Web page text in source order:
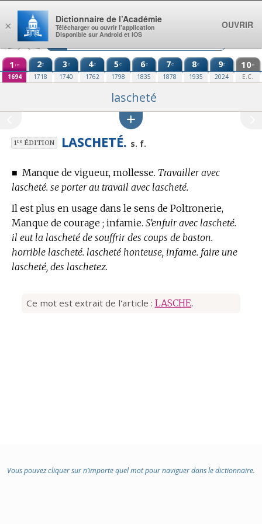
Aller au contenu
1 re
1694
2e
1718
3e
1740
4e
1762
5e
1798
6e
1835
7e
1878
8e
1935
9e
2024
10e
E.C.
lascheté
1reÉDITION LASCHETÉ. s. f.
■ Manque de vigueur, mollesse. Travailler avec
lascheté. se porter au travail avec lascheté.
Il est plus en usage dans le sens de Poltronerie,
Manque de courage ; infamie. S’enfuir avec lascheté.
il eut la lascheté de souffrir des coups de baston.
horrible lascheté. lascheté honteuse, infame. faire une
lascheté, des laschetez.
Ce mot est extrait de l'article : LASCHE.
Vous pouvez cliquer sur n’importe quel mot pour naviguer dans le dictionnaire.
×
Dictionnaire de l’Académie
Télécharger ou ouvrir l’application
Disponible sur Android et iOS
OUVRIR